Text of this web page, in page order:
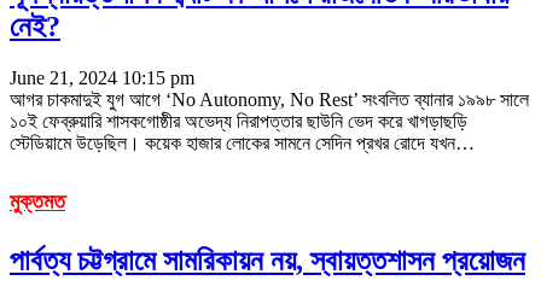
নেই?
June 21, 2024 10:15 pm
আগর চাকমাদুই যুগ আগে ‘No Autonomy, No Rest’ সংবলিত ব্যানার ১৯৯৮ সালে
১০ই ফেব্রুয়ারি শাসকগোষ্ঠীর অভেদ্য নিরাপত্তার ছাউনি ভেদ করে খাগড়াছড়ি
স্টেডিয়ামে উড়েছিল। কয়েক হাজার লোকের সামনে সেদিন প্রখর রোদে যখন…
মুক্তমত
পার্বত্য চট্টগ্রামে সামরিকায়ন নয়, স্বায়ত্তশাসন প্রয়োজন